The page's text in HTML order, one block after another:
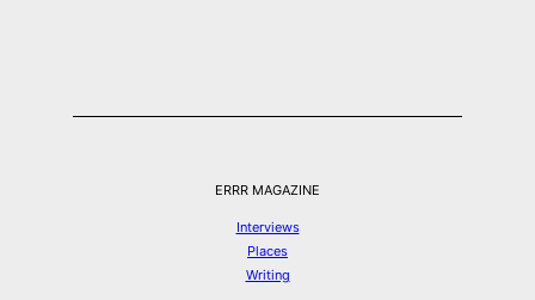
ERRR MAGAZINE
Interviews
Places
Writing